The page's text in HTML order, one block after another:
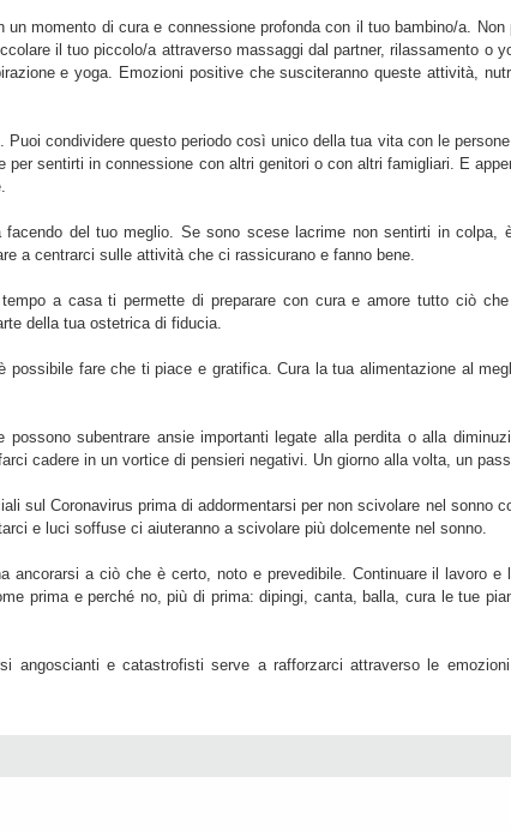
momento di cura e connessione profonda con il tuo bambino/a. Non
il tuo piccolo/a attraverso massaggi dal partner, rilassamento o
e yoga. Emozioni positive che susciteranno queste attività,
Puoi condividere questo periodo così unico della tua vita con le
per sentirti in connessione con altri genitori o con altri famigliari. E
del tuo meglio. Se sono scese lacrime non sentirti in colpa,
a centrarci sulle attività che ci rassicurano e fanno bene.
a casa ti permette di preparare con cura e amore tutto ciò
della tua ostetrica di fiducia.
fare che ti piace e gratifica. Cura la tua alimentazione al
subentrare ansie importanti legate alla perdita o alla
cadere in un vortice di pensieri negativi. Un giorno alla volta, un
sul Coronavirus prima di addormentarsi per non scivolare nel sonno
e luci soffuse ci aiuteranno a scivolare più dolcemente nel sonno.
ancorarsi a ciò che è certo, noto e prevedibile. Continuare il lavoro e
prima e perché no, più di prima: dipingi, canta, balla, cura le tue
e catastrofisti serve a rafforzarci attraverso le